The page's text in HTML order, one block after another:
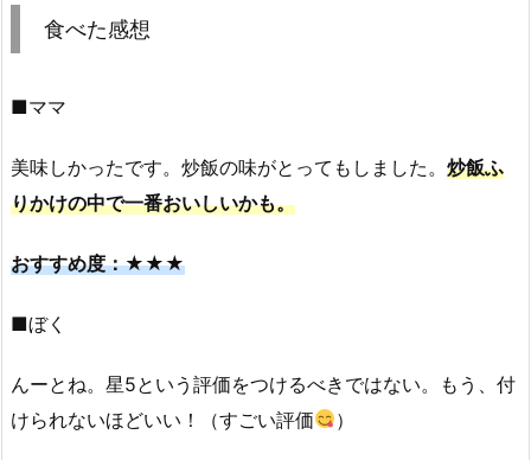
食べた感想
■ママ
美味しかったです。炒飯の味がとってもしました。 炒飯ふ
りかけの中で一番おいしいかも。
おすすめ度：★★★
■ぼく
んーとね。星5という評価をつけるべきではない。もう、付
けられないほどいい！（すごい評価
）